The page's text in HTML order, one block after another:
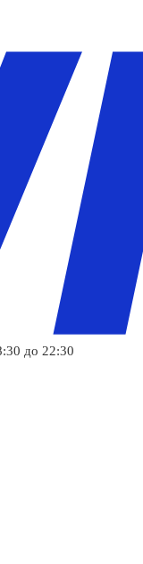
до 22:30